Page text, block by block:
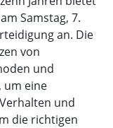
Samstag, 7.
an. Die
von
und
um eine
und
die richtigen